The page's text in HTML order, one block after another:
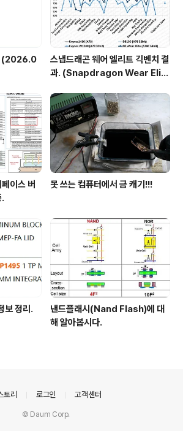
. (2026.0
스냅드래곤 웨어 엘리트 긱벤치 결
과. (Snapdragon Wear Elit
이스 버
못 쓰는 컴퓨터에서 금 캐기!!!
보 정리.
낸드플래시(Nand Flash)에 대
해 알아봅시다.
토리 로그인 고객센터
© Daum Corp.